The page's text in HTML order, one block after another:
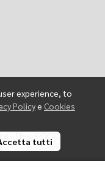
experience, to
Policye Cookies
tutti
Thai FOOD